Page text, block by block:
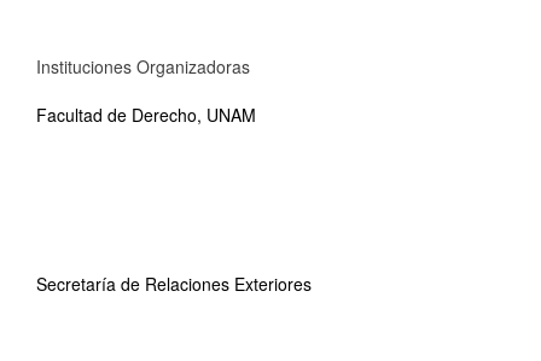
Instituciones Organizadoras
Facultad de Derecho, UNAM
Secretaría de Relaciones Exteriores